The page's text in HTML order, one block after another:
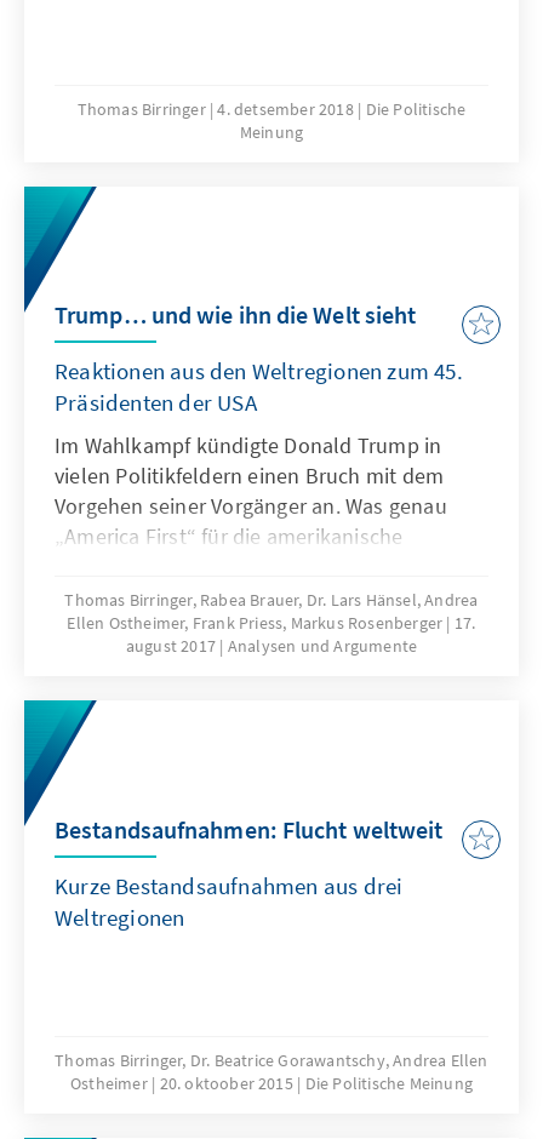
Thomas Birringer 4. detsember 2018
Die Politische
Meinung
Trump… und wie ihn die Welt sieht
Reaktionen aus den Weltregionen zum 45.
Präsidenten der USA
Im Wahlkampf kündigte Donald Trump in
vielen Politikfeldern einen Bruch mit dem
Vorgehen seiner Vorgänger an. Was genau
„America First“ für die amerikanische
nach seinem Amtsantritt jedoch offen. Bis
heute ist seine Präsidentschaft mit
Fragezeichen versehen und von
Papier liefert Hintergrundinformationen über
die weltweiten Wahrnehmungen der neuen
politischen Ausrichtung der USA unter
Erklärungsmuster für Trumps Wahlsieg ab
auf.
Thomas Birringer, Rabea Brauer, Dr. Lars Hänsel, Andrea
Ellen Ostheimer, Frank Priess, Markus Rosenberger
17.
august 2017 Analysen und Argumente
Bestandsaufnahmen: Flucht weltweit
Kurze Bestandsaufnahmen aus drei
Weltregionen
Thomas Birringer, Dr. Beatrice Gorawantschy, Andrea Ellen
Ostheimer 20. oktoober 2015 Die Politische Meinung